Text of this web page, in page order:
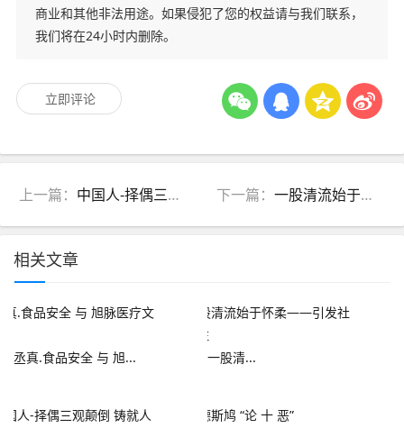
商业和其他非法用途。如果侵犯了您的权益请与我们联系，
我们将在24小时内删除。
立即评论
上一篇： 中国人-择偶三观颠倒 铸就人生悲剧 下一篇：​​​​​​​一股清流始于怀柔——引发社会关注
相关文章
丞真.食品安全 与 旭... ​​​​​​​一股清...